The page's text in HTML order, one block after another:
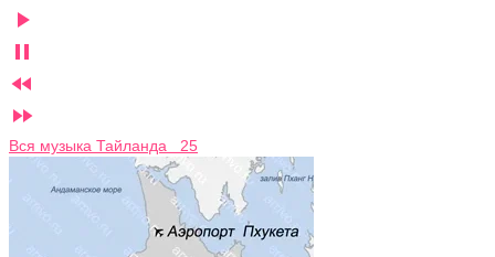




Вся музыка Тайланда 25